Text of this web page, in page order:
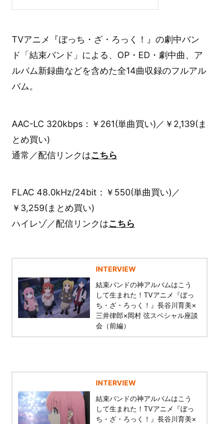
TVアニメ『ぼっち・ざ・ろっく！』の劇中バン
ド「結束バンド」による、OP・ED・劇中曲、ア
ルバム新録曲などを含めた全14曲収録のフルアル
バム。
AAC-LC 320kbps：￥261(単曲買い)／￥2,139(ま
とめ買い)
通常／配信リンクはこちら
FLAC 48.0kHz/24bit：￥550(単曲買い)／
￥3,259(まとめ買い)
ハイレゾ／配信リンクはこちら
INTERVIEW
結束バンドの神アルバムはこう
して生まれた！TVアニメ『ぼっ
ち・ざ・ろっく！』長谷川育美×
三井律郎×岡村 弦スペシャル座談
会（前編）
INTERVIEW
結束バンドの神アルバムはこう
して生まれた！TVアニメ『ぼっ
ち・ざ・ろっく！』長谷川育美×